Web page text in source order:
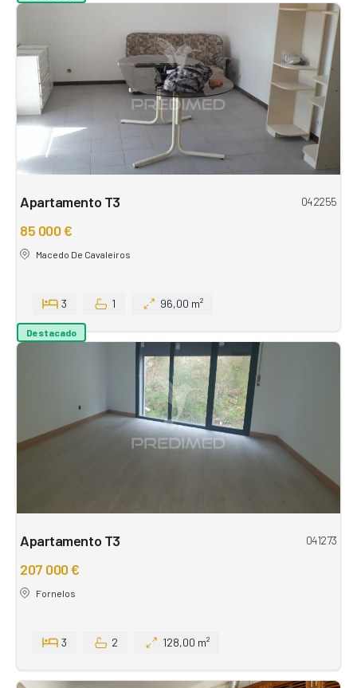
Apartamento T3 042255
85 000 €
Macedo De Cavaleiros
3 1 96,00 m²
Destacado
Apartamento T3 041273
207 000 €
Fornelos
3 2 128,00 m²